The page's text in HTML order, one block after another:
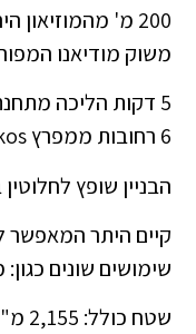
משוק מודיאנו
6 רחובות ממפרץ Thermaikos.
הבניין שופץ לחלוטין
קיים היתר המאפשר
שימושים שונים
שטח כולל: 2,155 מ"ר: